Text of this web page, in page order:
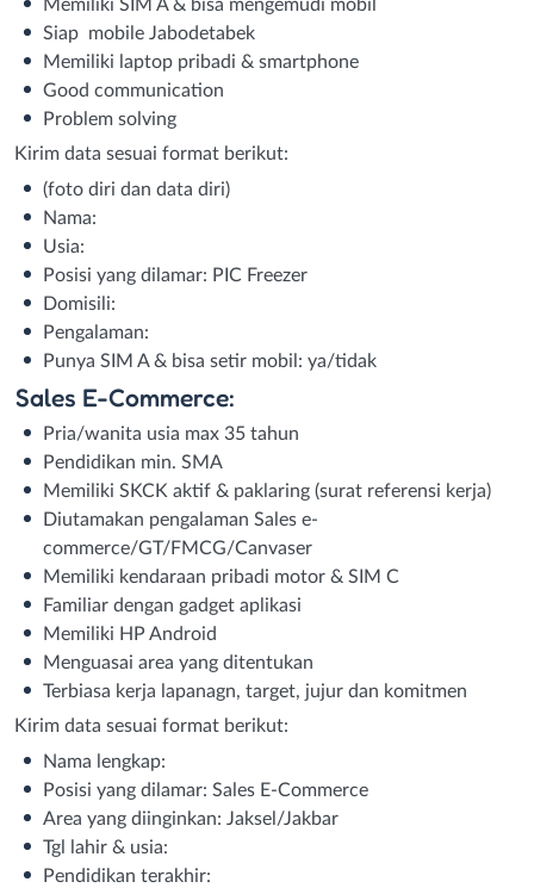
Memiliki SIM A & bisa mengemudi mobil
Siap mobile Jabodetabek
Memiliki laptop pribadi & smartphone
Good communication
Problem solving
Kirim data sesuai format berikut:
(foto diri dan data diri)
Nama:
Usia:
Posisi yang dilamar: PIC Freezer
Domisili:
Pengalaman:
Punya SIM A & bisa setir mobil: ya/tidak
Sales E-Commerce:
Pria/wanita usia max 35 tahun
Pendidikan min. SMA
Memiliki SKCK aktif & paklaring (surat referensi kerja)
Diutamakan pengalaman Sales e-
commerce/GT/FMCG/Canvaser
Memiliki kendaraan pribadi motor & SIM C
Familiar dengan gadget aplikasi
Memiliki HP Android
Menguasai area yang ditentukan
Terbiasa kerja lapanagn, target, jujur dan komitmen
Kirim data sesuai format berikut:
Nama lengkap:
Posisi yang dilamar: Sales E-Commerce
Area yang diinginkan: Jaksel/Jakbar
Tgl lahir & usia:
Pendidikan terakhir: